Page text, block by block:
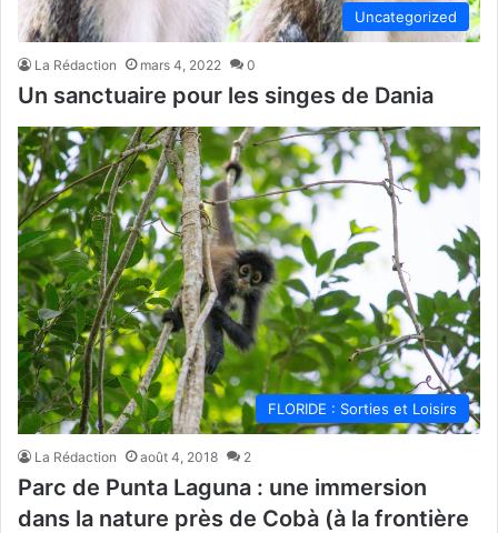
Uncategorized
La Rédaction mars 4, 2022 0
Un sanctuaire pour les singes de Dania
FLORIDE : Sorties et Loisirs
La Rédaction août 4, 2018 2
Parc de Punta Laguna : une immersion
dans la nature près de Cobà (à la frontière